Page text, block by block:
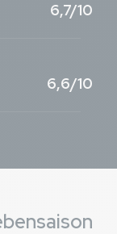
6,7/10
6,6/10